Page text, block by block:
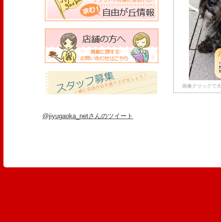
画像クリックで
@jiyugaoka_netさんのツイート